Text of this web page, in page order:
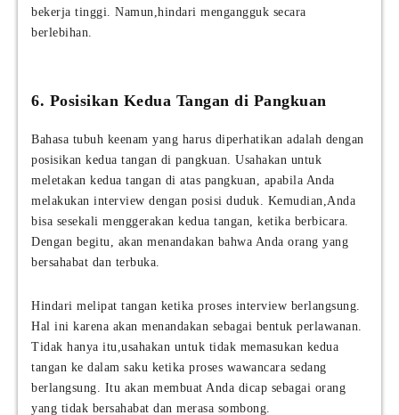
bekerja tinggi. Namun,hindari mengangguk secara
berlebihan.
6. Posisikan Kedua Tangan di Pangkuan
Bahasa tubuh keenam yang harus diperhatikan adalah dengan
posisikan kedua tangan di pangkuan. Usahakan untuk
meletakan kedua tangan di atas pangkuan, apabila Anda
melakukan interview dengan posisi duduk. Kemudian,Anda
bisa sesekali menggerakan kedua tangan, ketika berbicara.
Dengan begitu, akan menandakan bahwa Anda orang yang
bersahabat dan terbuka.
Hindari melipat tangan ketika proses interview berlangsung.
Hal ini karena akan menandakan sebagai bentuk perlawanan.
Tidak hanya itu,usahakan untuk tidak memasukan kedua
tangan ke dalam saku ketika proses wawancara sedang
berlangsung. Itu akan membuat Anda dicap sebagai orang
yang tidak bersahabat dan merasa sombong.